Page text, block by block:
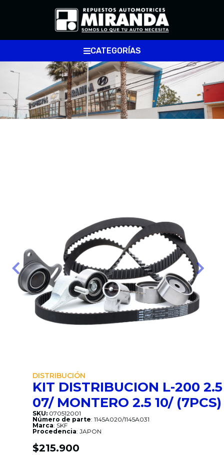
CATEGORÍAS
Anterior
DISTRIBUCIÓN
KIT DISTRIBUCION L-200 2.5
07/ MONTERO 2.5 10/ (7PCS)
SKU: 070512001
Número de parte: 1145A020/1145A031
Marca: SKF
Procedencia: JAPON
$215.900